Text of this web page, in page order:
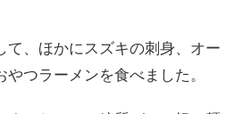
て、ほかにスズキの刺身、オー
つラーメンを食べました。